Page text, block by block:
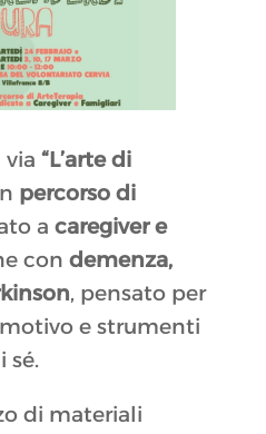
“L’arte di
percorso di
a caregiver e
con demenza,
, pensato per
e strumenti
sé.
di materiali